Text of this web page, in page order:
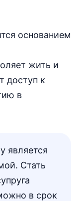
основанием
жить и
доступ к
в
является
Стать
в срок